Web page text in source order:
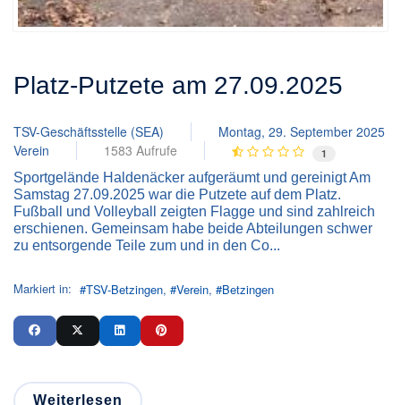
Platz-Putzete am 27.09.2025
TSV-Geschäftsstelle (SEA)
Montag, 29. September 2025
Verein
1583 Aufrufe 1
Sportgelände Haldenäcker aufgeräumt und gereinigt Am
Samstag 27.09.2025 war die Putzete auf dem Platz.
Fußball und Volleyball zeigten Flagge und sind zahlreich
erschienen. Gemeinsam habe beide Abteilungen schwer
zu entsorgende Teile zum und in den Co...
Markiert in: TSV-Betzingen Verein Betzingen
Weiterlesen